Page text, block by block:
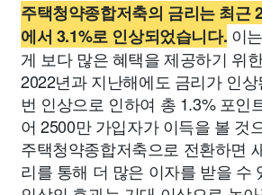
주택청약종합저축의 금리는 최근
에서 3.1%로 인상되었습니다. 이
게 보다 많은 혜택을 제공하기 위
2022년과 지난해에도 금리가 인
번 인상으로 인하여 총 1.3% 포인
어 2500만 가입자가 이득을 볼 것
주택청약종합저축으로 전환하면
리를 통해 더 많은 이자를 받을 수